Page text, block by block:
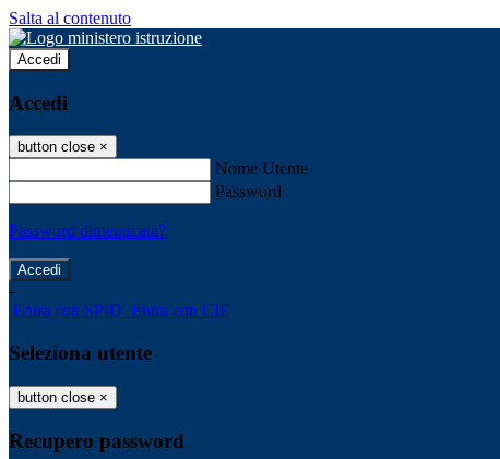
Salta al contenuto
Accedi
Accedi
button close ×
Nome Utente
Password
Password dimenticata?
-
Entra con SPID Entra con CIE
Seleziona utente
button close ×
Recupero password